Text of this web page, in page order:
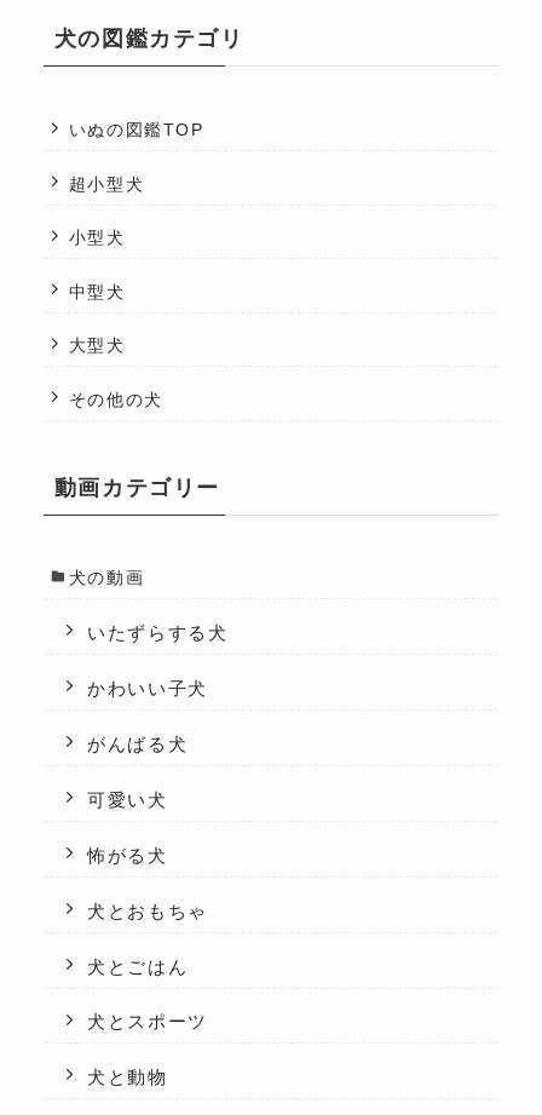
犬の図鑑カテゴリ
いぬの図鑑TOP
超小型犬
小型犬
中型犬
大型犬
その他の犬
動画カテゴリー
犬の動画
いたずらする犬
かわいい子犬
がんばる犬
可愛い犬
怖がる犬
犬とおもちゃ
犬とごはん
犬とスポーツ
犬と動物